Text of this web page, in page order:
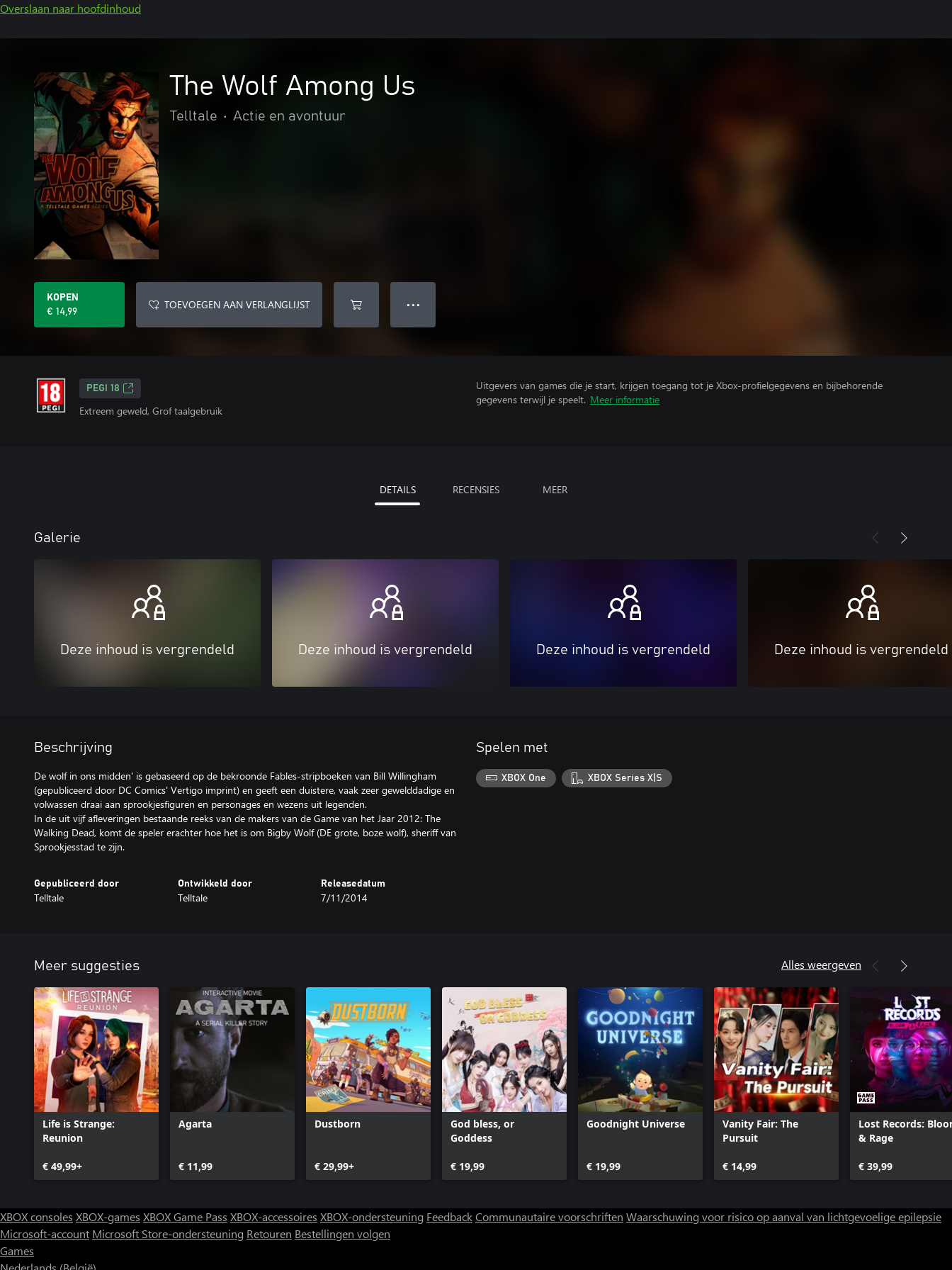
Overslaan naar hoofdinhoud
The Wolf Among Us
Telltale • Actie en avontuur
KOPEN
€ 14,99
TOEVOEGEN AAN VERLANGLIJST ● ● ●
PEGI 18
Extreem geweld, Grof taalgebruik
Uitgevers van games die je start, krijgen toegang tot je Xbox-profielgegevens en bijbehorende
gegevens terwijl je speelt. Meer informatie
DETAILS RECENSIES MEER
Galerie
Deze inhoud is vergrendeld Deze inhoud is vergrendeld Deze inhoud is vergrendeld Deze inhoud is vergrendeld
Beschrijving
De wolf in ons midden' is gebaseerd op de bekroonde Fables-stripboeken van Bill Willingham
(gepubliceerd door DC Comics' Vertigo imprint) en geeft een duistere, vaak zeer gewelddadige en
volwassen draai aan sprookjesfiguren en personages en wezens uit legenden.
In de uit vijf afleveringen bestaande reeks van de makers van de Game van het Jaar 2012: The
Walking Dead, komt de speler erachter hoe het is om Bigby Wolf (DE grote, boze wolf), sheriff van
Sprookjesstad te zijn.
Gepubliceerd door
Telltale
Ontwikkeld door
Telltale
Releasedatum
7/11/2014
Spelen met
XBOX One XBOX Series X|S
Meer suggesties Alles weergeven
Life is Strange:
Reunion
€ 49,99+
Agarta
€ 11,99
Dustborn
€ 29,99+
God bless, or
Goddess
€ 19,99
Goodnight Universe
€ 19,99
Vanity Fair: The
Pursuit
€ 14,99
Lost Records:
& Rage
€ 39,99
XBOX consoles XBOX-games XBOX Game Pass XBOX-accessoires XBOX-ondersteuning FeedbackCommunautaire voorschriften Waarschuwing voor risico op aanval van lichtgevoelige epilepsie
Microsoft-account Microsoft Store-ondersteuning Retouren Bestellingen volgen
Games